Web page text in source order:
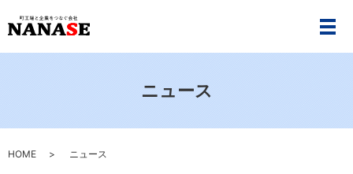
メ
ニュース
HOME ニュース